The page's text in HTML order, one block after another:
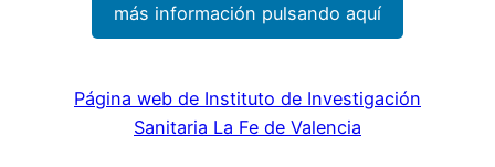
más información pulsando aquí
Página web de Instituto de Investigación
Sanitaria La Fe de Valencia